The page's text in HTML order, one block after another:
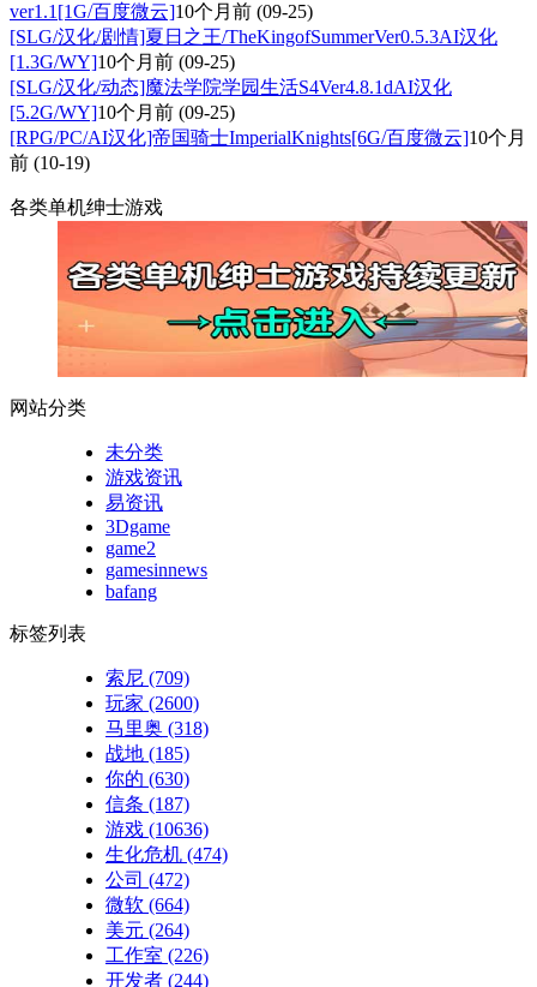
ver1.1[1G/百度微云]10个月前 (09-25)
[SLG/汉化/剧情]夏日之王/TheKingofSummerVer0.5.3AI汉化
[1.3G/WY]10个月前 (09-25)
[SLG/汉化/动态]魔法学院学园生活S4Ver4.8.1dAI汉化
[5.2G/WY]10个月前 (09-25)
[RPG/PC/AI汉化]帝国骑士ImperialKnights[6G/百度微云]10个月
前 (10-19)
各类单机绅士游戏
网站分类
未分类
游戏资讯
易资讯
3Dgame
game2
gamesinnews
bafang
标签列表
索尼 (709)
玩家 (2600)
马里奥 (318)
战地 (185)
你的 (630)
信条 (187)
游戏 (10636)
生化危机 (474)
公司 (472)
微软 (664)
美元 (264)
工作室 (226)
开发者 (244)